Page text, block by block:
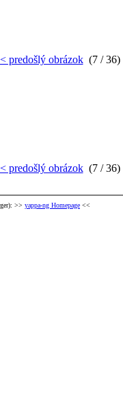
< predošlý obrázok(7 / 36)
< predošlý obrázok(7 / 36)
>> yappa-ng Homepage <<